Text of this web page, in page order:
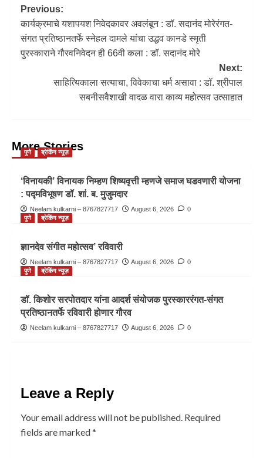
Previous:
कार्यक्रमाचे यशापयश निवेदकावर अवलंबून : डॉ. सदानंद मोरेरंगत-
संगत प्रतिष्ठानतर्फे स्नेहल दामले यांचा उद्धव कानडे स्मृती
पुरस्काराने गौरवनिवेदन ही 66वी कला : डॉ. सदानंद मोरे
Next:
साहित्यिकाला सत्याचा, विवेकाचा धर्म असावा : डॉ. श्रीपाल
सबनीसवैशाखी वादळ वारा काव्य महोत्सव उत्साहात
More Stories
पुणे ब्रेकिंग न्यूज़
‘विनायकी’ विनायक निम्हण शिष्यवृत्ती म्हणजे समाज घडवणारी योजना
: पद्मविभूषण डॉ. शां. ब. मुजुमदार
Neelam kulkarni – 8767827717 August 6, 2026
0
पुणे
ब्रेकिंग न्यूज़
ज्ञानदेव संगीत महोत्सव’ रविवारी
Neelam kulkarni – 8767827717 August 6, 2026
0
पुणे
ब्रेकिंग न्यूज़
डॉ. किशोर सरपोतदार यांना आदर्श संयोजक पुरस्काररंगत-संगत
प्रतिष्ठानतर्फे रविवारी होणार गौरव
Neelam kulkarni – 8767827717 August 6, 2026 0
Leave a Reply
Your email address will not be published. Required
fields are marked*